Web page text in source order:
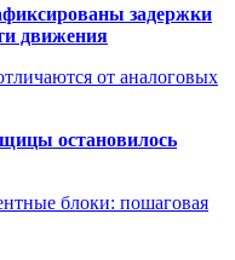
задержки
движения
от аналоговых
остановилось
блоки: пошаговая